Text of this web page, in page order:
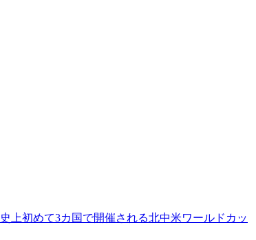
史上初めて3カ国で開催される北中米ワールドカッ